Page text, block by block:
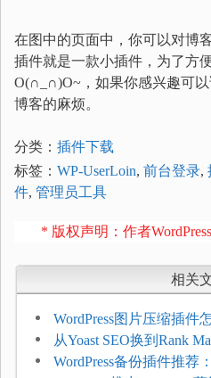
在图中的页面中，你可以对博
插件就是一款小插件，为了方
O(∩_∩)O~，如果你感兴趣可
博客的麻烦。
分类： 插件下载
标签： WP-UserLoin, 前台登录,
件, 管理员工具
* 版权声明：作者
相关
WordPress图片压缩插件
Imagify、Smush和
从Yoast SEO换到Rank
换前检查清单
WordPress备份插件推荐